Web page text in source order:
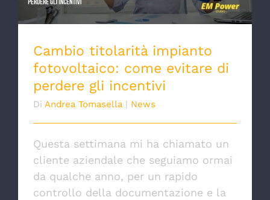
Cambio titolarità impianto
fotovoltaico: come evitare di
perdere gli incentivi
Di Andrea Tomasella News
Questa settimana mi ha chiamato un
cliente aziendale che seguiamo ormai
da qualche anno, per un rapido
controllo della documentazione e la